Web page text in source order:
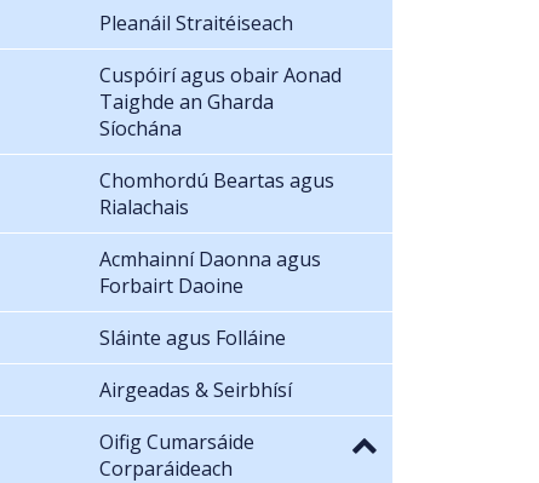
Pleanáil Straitéiseach
Cuspóirí agus obair Aonad
Taighde an Gharda
Síochána
Chomhordú Beartas agus
Rialachais
Acmhainní Daonna agus
Forbairt Daoine
Sláinte agus Folláine
Airgeadas & Seirbhísí
Oifig Cumarsáide
Corparáideach